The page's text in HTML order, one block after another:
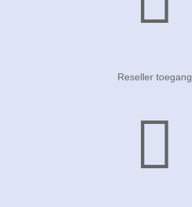
Reseller toegang
